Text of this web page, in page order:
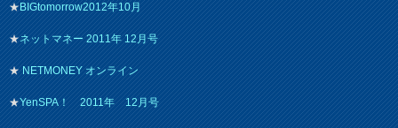
★BIGtomorrow2012年10月
★ネットマネー 2011年 12月号
★NETMONEY オンライン
★YenSPA！ 2011年 12月号